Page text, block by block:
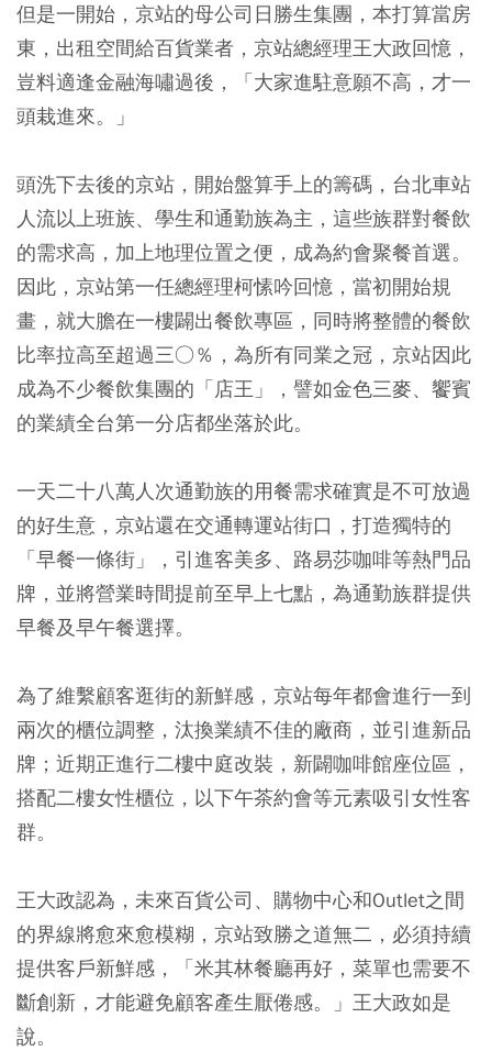
但是一開始，京站的母公司日勝生集團，本打算當房
東，出租空間給百貨業者，京站總經理王大政回憶，
豈料適逢金融海嘯過後，「大家進駐意願不高，才一
頭栽進來。」
頭洗下去後的京站，開始盤算手上的籌碼，台北車站
人流以上班族、學生和通勤族為主，這些族群對餐飲
的需求高，加上地理位置之便，成為約會聚餐首選。
因此，京站第一任總經理柯愫吟回憶，當初開始規
畫，就大膽在一樓闢出餐飲專區，同時將整體的餐飲
比率拉高至超過三○％，為所有同業之冠，京站因此
成為不少餐飲集團的「店王」，譬如金色三麥、饗賓
的業績全台第一分店都坐落於此。
一天二十八萬人次通勤族的用餐需求確實是不可放過
的好生意，京站還在交通轉運站街口，打造獨特的
「早餐一條街」，引進客美多、路易莎咖啡等熱門品
牌，並將營業時間提前至早上七點，為通勤族群提供
早餐及早午餐選擇。
為了維繫顧客逛街的新鮮感，京站每年都會進行一到
兩次的櫃位調整，汰換業績不佳的廠商，並引進新品
牌；近期正進行二樓中庭改裝，新闢咖啡館座位區，
搭配二樓女性櫃位，以下午茶約會等元素吸引女性客
群。
王大政認為，未來百貨公司、購物中心和Outlet之間
的界線將愈來愈模糊，京站致勝之道無二，必須持續
提供客戶新鮮感，「米其林餐廳再好，菜單也需要不
斷創新，才能避免顧客產生厭倦感。」王大政如是
說。